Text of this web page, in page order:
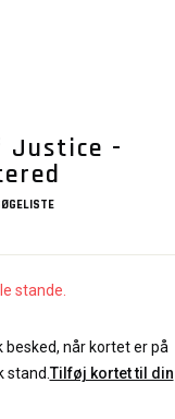
Justice -
stande.
når kortet er på
stand. Tilføj kortet til din